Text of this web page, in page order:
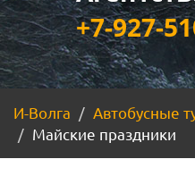
+7-927-
И-Волга Автобусные
Майские праздники